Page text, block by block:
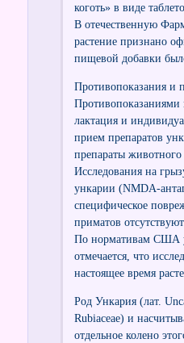
коготь» в виде
В отечественную
растение признано
пищевой добавки
Противопоказания и
Противопоказаниями
лактация и
прием препаратов
препараты
Исследования на
ункарии (NMDA-
специфическое
приматов
По нормативам США
отмечается, что
настоящее время
Род Ункария (лат.
Rubiaceae) и
отдельное колено